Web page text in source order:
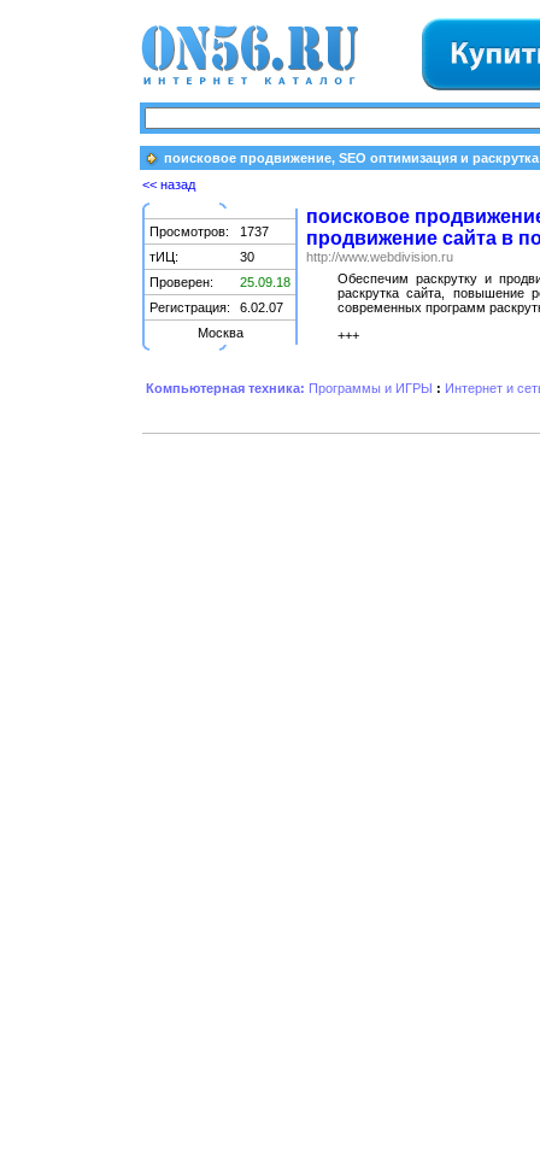
поисковое продвижение, SEO оптимизация и
<< назад
Просмотров:
1737
тИЦ:
30
Проверен:
25.09.18
Регистрация:
6.02.07
Москва
поисковое
продвижение сайта в
http://www.webdivision.ru
Обеспечим раскрутку и
раскрутка сайта, повышение
современных программ
+++
Компьютерная техника: Программы и ИГРЫ : Интернет и